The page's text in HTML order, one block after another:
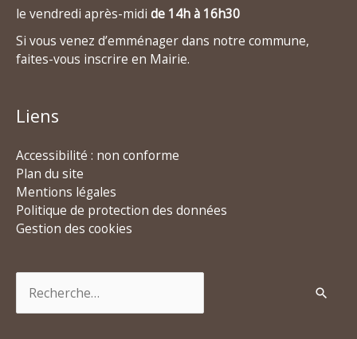
le vendredi après-midi de 14h à 16h30
Si vous venez d’emménager dans notre commune,
faites-vous inscrire en Mairie.
Liens
Accessibilité : non conforme
Plan du site
Mentions légales
Politique de protection des données
Gestion des cookies